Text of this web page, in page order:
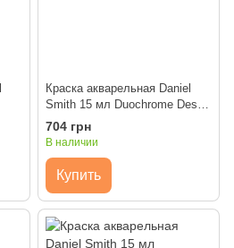
Краска акварельная Daniel
Smith 15 мл Duochrome Desert
Bronze
704 грн
В наличии
Купить